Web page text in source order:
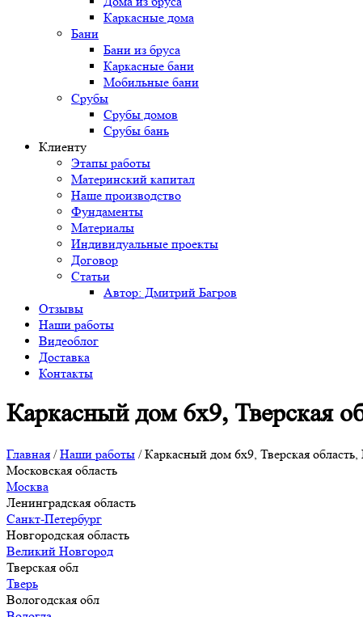
Каркасные дома
Бани
Бани из бруса
Каркасные бани
Мобильные бани
Срубы
Срубы домов
Срубы бань
Клиенту
Этапы работы
Материнский капитал
Наше производство
Фундаменты
Материалы
Индивидуальные проекты
Договор
Статьи
Автор: Дмитрий Багров
Отзывы
Наши работы
Видеоблог
Доставка
Контакты
Каркасный дом 6х9, Тверская
Главная /Наши работы /Каркасный дом 6х9, Тверская
Московская область
Москва
Ленинградская область
Санкт-Петербург
Новгородская область
Великий Новгород
Тверская обл
Тверь
Вологодская обл